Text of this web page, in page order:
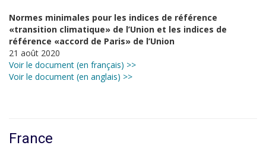
Normes minimales pour les indices de référence
«transition climatique» de l’Union et les indices de
référence «accord de Paris» de l’Union
21 août 2020
Voir le document (en français) >>
Voir le document (en anglais) >>
France